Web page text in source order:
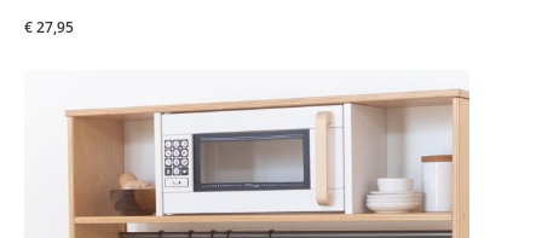
€ 27,95